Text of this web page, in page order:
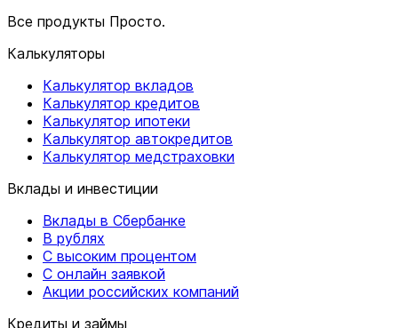
Все продукты Просто.
Калькуляторы
Калькулятор вкладов
Калькулятор кредитов
Калькулятор ипотеки
Калькулятор автокредитов
Калькулятор медстраховки
Вклады и инвестиции
Вклады в Сбербанке
В рублях
С высоким процентом
С онлайн заявкой
Акции российских компаний
Кредиты и займы